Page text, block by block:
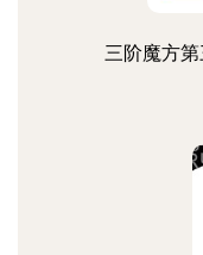
三阶魔方